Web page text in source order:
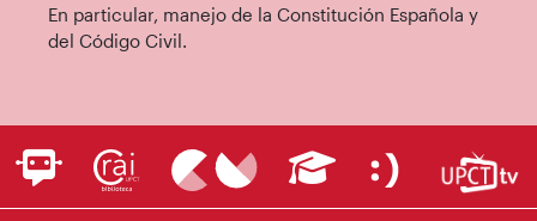
En particular, manejo de la Constitución Española y
del Código Civil.